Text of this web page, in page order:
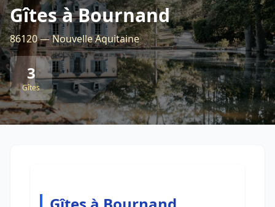
Gîtes à Bournand
86120 — Nouvelle Aquitaine
3
Gîtes